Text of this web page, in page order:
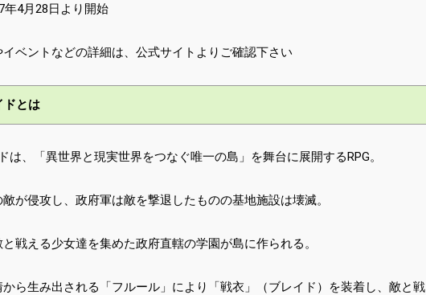
年4月28日より開始
ベントなどの詳細は、公式サイトよりご確認下さい
ドとは
は、「異世界と現実世界をつなぐ唯一の島」を舞台に展開するRPG。
が侵攻し、政府軍は敵を撃退したものの基地施設は壊滅。
戦える少女達を集めた政府直轄の学園が島に作られる。
ら生み出される「フルール」により「戦衣」（ブレイド）を装着し、敵と戦